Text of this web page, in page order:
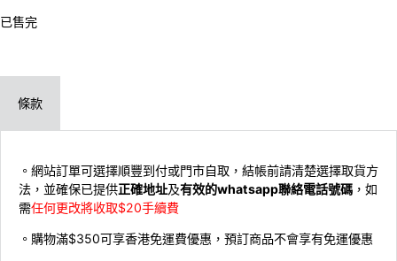
已售完
條款
。網站訂單可選擇順豐到付或門市自取，結帳前請清楚選擇取貨方
法，並確保已提供正確地址及有效的whatsapp聯絡電話號碼 ，如
需任何更改將收取$20手續費
。購物滿$350可享香港免運費優惠，預訂商品不會享有免運優惠